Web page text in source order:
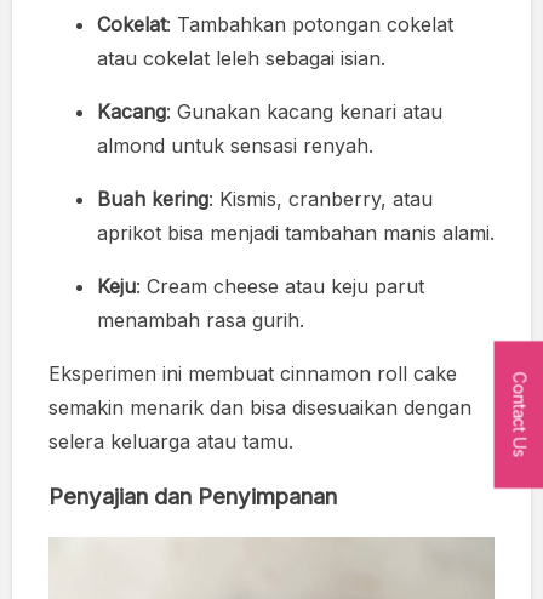
Cokelat: Tambahkan potongan cokelat
atau cokelat leleh sebagai isian.
Kacang: Gunakan kacang kenari atau
almond untuk sensasi renyah.
Buah kering: Kismis, cranberry, atau
aprikot bisa menjadi tambahan manis alami.
Keju: Cream cheese atau keju parut
menambah rasa gurih.
Eksperimen ini membuat cinnamon roll cake
semakin menarik dan bisa disesuaikan dengan
selera keluarga atau tamu.
Penyajian dan Penyimpanan
Contact Us